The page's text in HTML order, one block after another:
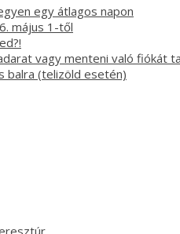
egy átlagos napon
május 1-től
vagy menteni való fiókát
balra (telizöld esetén)